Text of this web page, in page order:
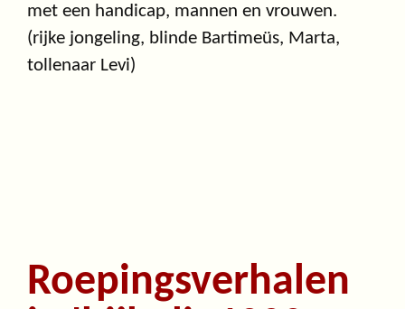
met een handicap, mannen en vrouwen.
(rijke jongeling, blinde Bartimeüs, Marta,
tollenaar Levi)
Roepingsverhalen